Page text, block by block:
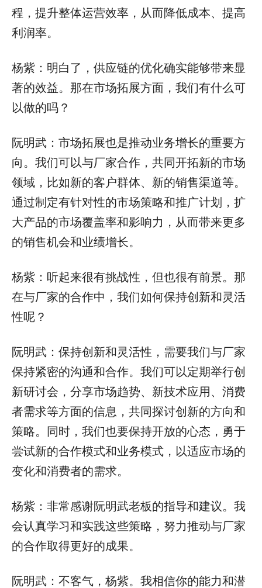
程，提升整体运营效率，从而降低成本、提高
利润率。
杨紫：明白了，供应链的优化确实能够带来显
著的效益。那在市场拓展方面，我们有什么可
以做的吗？
阮明武：市场拓展也是推动业务增长的重要方
向。我们可以与厂家合作，共同开拓新的市场
领域，比如新的客户群体、新的销售渠道等。
通过制定有针对性的市场策略和推广计划，扩
大产品的市场覆盖率和影响力，从而带来更多
的销售机会和业绩增长。
杨紫：听起来很有挑战性，但也很有前景。那
在与厂家的合作中，我们如何保持创新和灵活
性呢？
阮明武：保持创新和灵活性，需要我们与厂家
保持紧密的沟通和合作。我们可以定期举行创
新研讨会，分享市场趋势、新技术应用、消费
者需求等方面的信息，共同探讨创新的方向和
策略。同时，我们也要保持开放的心态，勇于
尝试新的合作模式和业务模式，以适应市场的
变化和消费者的需求。
杨紫：非常感谢阮明武老板的指导和建议。我
会认真学习和实践这些策略，努力推动与厂家
的合作取得更好的成果。
阮明武：不客气，杨紫。我相信你的能力和潜